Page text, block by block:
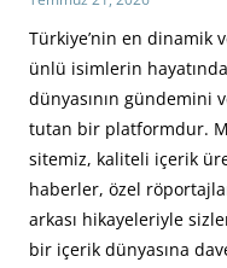
Türkiye’nin en dinamik
ünlü isimlerin
dünyasının gündemini
tutan bir platformdur.
sitemiz, kaliteli içerik
haberler, özel
arkası hikayeleriyle
bir içerik dünyasına